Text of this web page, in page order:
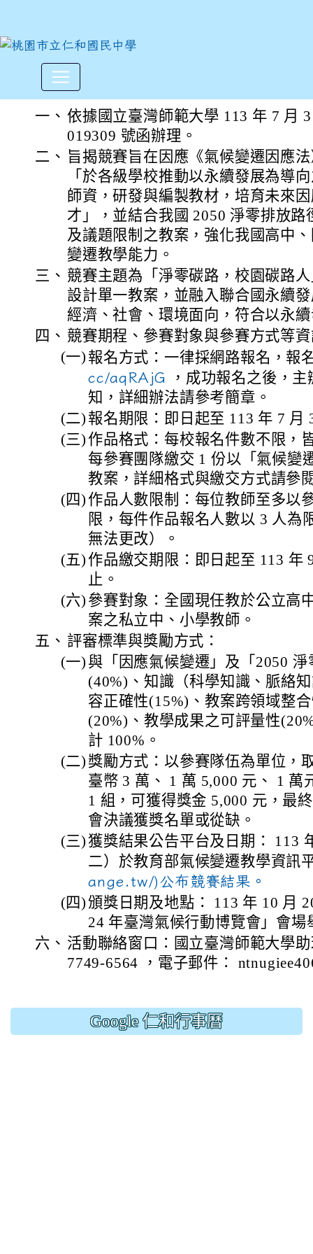
國立臺灣師範大學及國立臺
一、 依據國立臺灣師範大學 113 年 7 月
019309 號函辦理。
二、 旨揭競賽旨在因應《氣候變遷因應
「於各級學校推動以永續發展為導
師資，研發與編製教材，培育未來
才」，並結合我國 2050 淨零排放
及議題限制之教案，強化我國高中
變遷教學能力。
三、 競賽主題為「淨零碳路，校園碳路
設計單一教案，並融入聯合國永續
經濟、社會、環境面向，符合以永
四、 競賽期程、參賽對象與參賽方式等
(一) 報名方式：一律採網路報名，報
cc/aqRAjG
，成功報名之後，
知，詳細辦法請參考簡章。
(二) 報名期限：即日起至 113 年 7 月
(三) 作品格式：每校報名件數不限，
每參賽團隊繳交 1 份以「氣候變
教案，詳細格式與繳交方式請參
(四) 作品人數限制：每位教師至多以
限，每件作品報名人數以 3 人為
無法更改）。
(五) 作品繳交期限：即日起至 113 年
止。
(六) 參賽對象：全國現任教於公立高
案之私立中、小學教師。
五、 評審標準與獎勵方式：
(一) 與「因應氣候變遷」及「2050
(40%)、知識（科學知識、脈絡
容正確性(15%)、教案跨領域整
(20%)、教學成果之可評量性
計 100%。
(二) 獎勵方式：以參賽隊伍為單位，
臺幣 3 萬、 1 萬 5,000 元、 1 萬
1 組，可獲得獎金 5,000 元，最
會決議獲獎名單或從缺。
(三) 獲獎結果公告平台及日期： 113
二）於教育部氣候變遷教學資訊
ange.tw/)公布競賽結果。
(四)頒獎日期及地點： 113 年 10 月
24 年臺灣氣候行動博覽會」會場
六、 活動聯絡窗口：國立臺灣師範大學
7749-6564 ，電子郵件：
Google 仁和行事曆